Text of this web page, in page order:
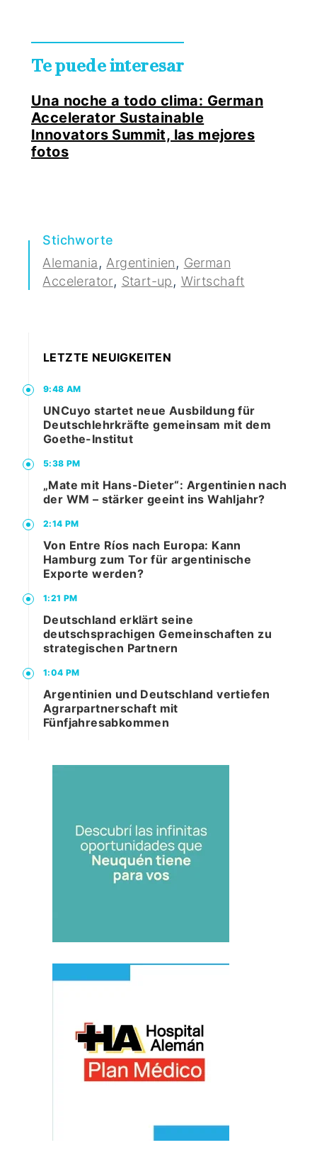
Te puede interesar
Una noche a todo clima: German
Accelerator Sustainable
Innovators Summit, las mejores
fotos
Stichworte
Alemania,Argentinien, German
Accelerator, Start-up, Wirtschaft
LETZTE NEUIGKEITEN
9:48 AM
UNCuyo startet neue Ausbildung für
Deutschlehrkräfte gemeinsam mit dem
Goethe-Institut
5:38 PM
„Mate mit Hans-Dieter“: Argentinien nach
der WM – stärker geeint ins Wahljahr?
2:14 PM
Von Entre Ríos nach Europa: Kann
Hamburg zum Tor für argentinische
Exporte werden?
1:21 PM
Deutschland erklärt seine
deutschsprachigen Gemeinschaften zu
strategischen Partnern
1:04 PM
Argentinien und Deutschland vertiefen
Agrarpartnerschaft mit
Fünfjahresabkommen